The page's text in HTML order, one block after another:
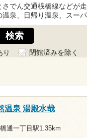
でん交通桟橋線などが
泉、日帰り温泉、スー
り
閉館済みを除く
温泉 湯殿水哉
通一丁目駅1.35km